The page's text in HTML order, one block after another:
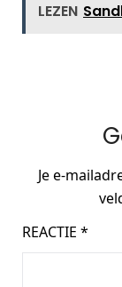
LEZEN
Je e-
REACTIE *